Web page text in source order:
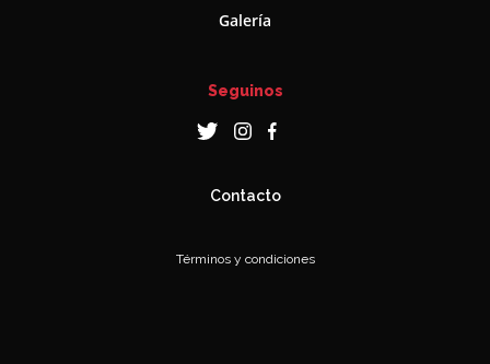
Galería
Seguinos
Contacto
Términos y condiciones